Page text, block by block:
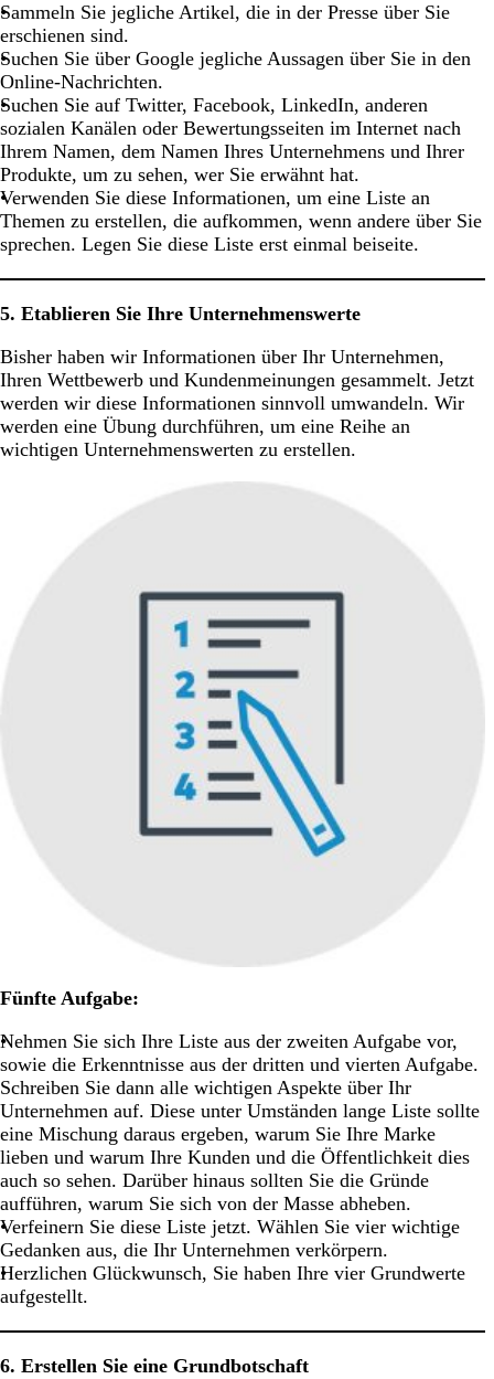
Sammeln Sie jegliche Artikel, die in der Presse über Sie
erschienen sind.
Suchen Sie über Google jegliche Aussagen über Sie in den
Online-Nachrichten.
Suchen Sie auf Twitter, Facebook, LinkedIn, anderen
sozialen Kanälen oder Bewertungsseiten im Internet nach
Ihrem Namen, dem Namen Ihres Unternehmens und Ihrer
Produkte, um zu sehen, wer Sie erwähnt hat.
Verwenden Sie diese Informationen, um eine Liste an
Themen zu erstellen, die aufkommen, wenn andere über Sie
sprechen. Legen Sie diese Liste erst einmal beiseite.
5. Etablieren Sie Ihre Unternehmenswerte
Bisher haben wir Informationen über Ihr Unternehmen,
Ihren Wettbewerb und Kundenmeinungen gesammelt. Jetzt
werden wir diese Informationen sinnvoll umwandeln. Wir
werden eine Übung durchführen, um eine Reihe an
wichtigen Unternehmenswerten zu erstellen.
Fünfte Aufgabe:
Nehmen Sie sich Ihre Liste aus der zweiten Aufgabe vor,
sowie die Erkenntnisse aus der dritten und vierten Aufgabe.
Schreiben Sie dann alle wichtigen Aspekte über Ihr
Unternehmen auf. Diese unter Umständen lange Liste sollte
eine Mischung daraus ergeben, warum Sie Ihre Marke
lieben und warum Ihre Kunden und die Öffentlichkeit dies
auch so sehen. Darüber hinaus sollten Sie die Gründe
aufführen, warum Sie sich von der Masse abheben.
Verfeinern Sie diese Liste jetzt. Wählen Sie vier wichtige
Gedanken aus, die Ihr Unternehmen verkörpern.
Herzlichen Glückwunsch, Sie haben Ihre vier Grundwerte
aufgestellt.
6. Erstellen Sie eine Grundbotschaft